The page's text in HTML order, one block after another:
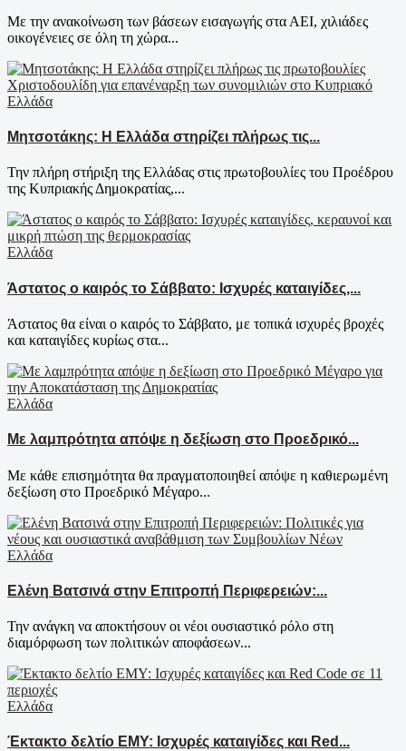
Με την ανακοίνωση των βάσεων εισαγωγής στα ΑΕΙ, χιλιάδες
οικογένειες σε όλη τη χώρα...
Ελλάδα
Μητσοτάκης: Η Ελλάδα στηρίζει πλήρως τις...
Την πλήρη στήριξη της Ελλάδας στις πρωτοβουλίες του Προέδρου
της Κυπριακής Δημοκρατίας,...
Ελλάδα
Άστατος ο καιρός το Σάββατο: Ισχυρές καταιγίδες,...
Άστατος θα είναι ο καιρός το Σάββατο, με τοπικά ισχυρές βροχές
και καταιγίδες κυρίως στα...
Ελλάδα
Με λαμπρότητα απόψε η δεξίωση στο Προεδρικό...
Με κάθε επισημότητα θα πραγματοποιηθεί απόψε η καθιερωμένη
δεξίωση στο Προεδρικό Μέγαρο...
Ελλάδα
Ελένη Βατσινά στην Επιτροπή Περιφερειών:...
Την ανάγκη να αποκτήσουν οι νέοι ουσιαστικό ρόλο στη
διαμόρφωση των πολιτικών αποφάσεων...
Ελλάδα
Έκτακτο δελτίο ΕΜΥ: Ισχυρές καταιγίδες και Red...